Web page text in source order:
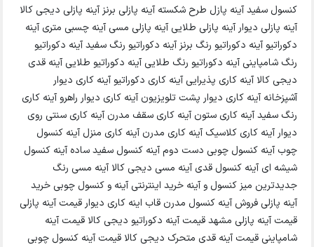
کنسول سفید آینه پازل طرح شکسته آینه پازلی برنز آینه پازلی دیجی کالا
آینه پازلی دیوار آینه پازلی طلایی آینه پازلی مسی آینه چسبی متری آینه
دکوراتیو آینه دکوراتیو رنگ برنز آینه دکوراتیو رنگ سفید آینه دکوراتیو
رنگ شامپاینی آینه دکوراتیو رنگ طلایی آینه دکوراتیو طلایی آینه قدی
دیجی کالا آینه کاری پذیرایی آینه کاری دکوراتیو آینه کاری دیوار
آشپزخانه آینه کاری دیوار پشت تلویزیون آینه کاری دیوار راهرو آینه کاری
رنگ سفید آینه کاری ستون آینه کاری سقف مدرن آینه کاری سنتی روی
دیوار آینه کاری کلاسیک آینه کاری مدرن آینه کاری منزل آینه کنسول
چوب آینه کنسول چوبی دست دوم آینه کنسول سفید ساده آینه کنسول
شیشه ای آینه کنسول قدی آینه مسی دیجی کالا آینه مسی رنگ
جدیدترین میز کنسول و آینه خرید اینترنتی آینه و کنسول چوبی خرید
آینه پازلی فروش آینه کنسول مدرن قاب اینه کاری دیوار قیمت آینه پازلی
قیمت آینه پازلی مشهد قیمت آینه دکوراتیو دیجی کالا قیمت آینه
شامپاینی قیمت آینه قدی متحرک دیجی کالا قیمت آینه کنسول چوبی